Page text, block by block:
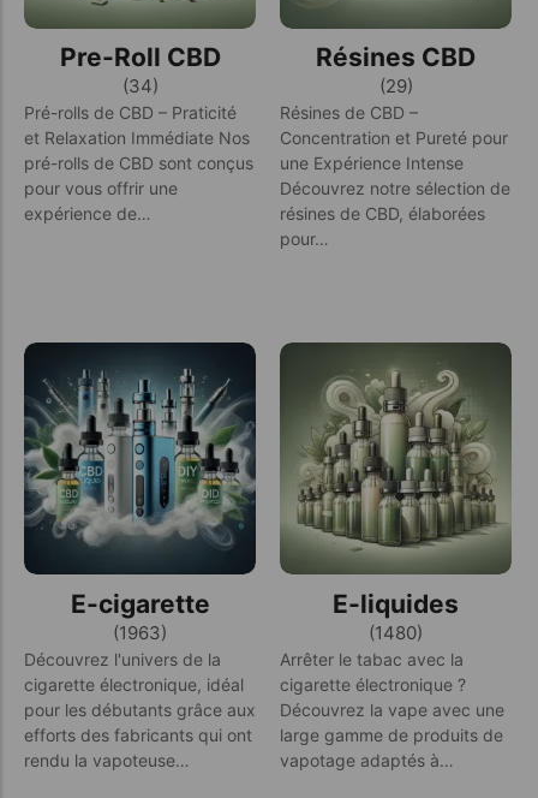
Pre-Roll CBD
(34)
Pré-rolls de CBD – Praticité
et Relaxation Immédiate Nos
pré-rolls de CBD sont conçus
pour vous offrir une
expérience de…
Résines CBD
(29)
Résines de CBD –
Concentration et Pureté pour
une Expérience Intense
Découvrez notre sélection de
résines de CBD, élaborées
pour…
E-cigarette
(1963)
Découvrez l'univers de la
cigarette électronique, idéal
pour les débutants grâce aux
efforts des fabricants qui ont
rendu la vapoteuse…
E-liquides
(1480)
Arrêter le tabac avec la
cigarette électronique ?
Découvrez la vape avec une
large gamme de produits de
vapotage adaptés à…